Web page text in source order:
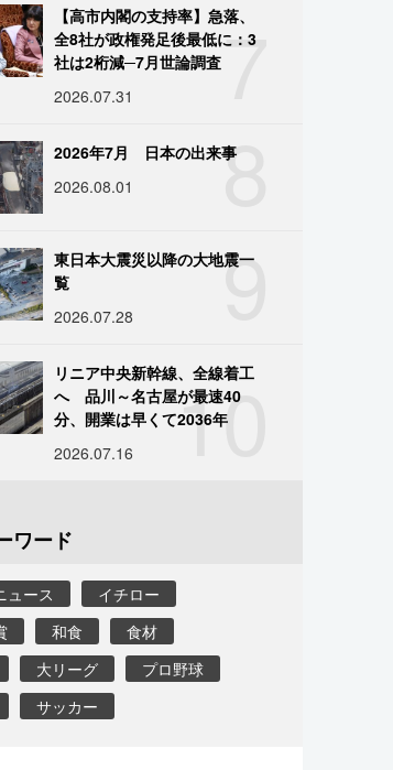
7
【高市内閣の支持率】急落、
全8社が政権発足後最低に：3
社は2桁減─7月世論調査
2026.07.31
8
2026年7月 日本の出来事
2026.08.01
9
東日本大震災以降の大地震一
覧
2026.07.28
10
リニア中央新幹線、全線着工
へ 品川～名古屋が最速40
分、開業は早くて2036年
2026.07.16
ワード
ュース
イチロー
和食
食材
大リーグ
プロ野球
サッカー